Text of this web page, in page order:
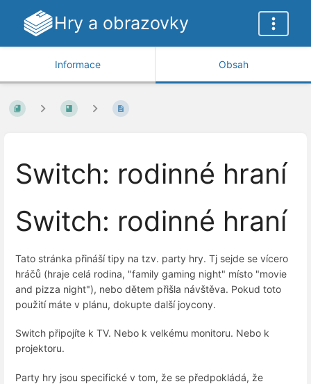
Hry a obrazovky
Informace Obsah
Switch: rodinné hraní
Switch: rodinné hraní
Tato stránka přináší tipy na tzv. party hry. Tj sejde se vícero
hráčů (hraje celá rodina, "family gaming night" místo "movie
and pizza night"), nebo dětem přišla návštěva. Pokud toto
použití máte v plánu, dokupte další joycony.
Switch připojíte k TV. Nebo k velkému monitoru. Nebo k
projektoru.
Party hry jsou specifické v tom, že se předpokládá, že